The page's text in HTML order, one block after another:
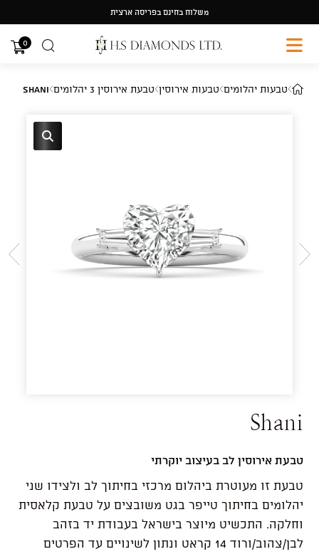
content
משלוח בחינם בפריסה ארצית
0
טבעות יהלומים טבעות אירוסין טבעת אירוסין 3 יהלומים Shani
Shani
טבעת אירוסין לב בעיצוב יוקרתי
טבעת זו מעוטרת ביהלום מרכזי בחיתוך לב ולצידו שני
יהלומים בחיתוך טייפר בגט משובצים על טבעת קלאסית
וחלקה. התכשיט מיוצר בישראל בעבודת יד בזהב
לבן/צהוב/ורוד 14 קראט ונתון לשינויים עד הפרטים